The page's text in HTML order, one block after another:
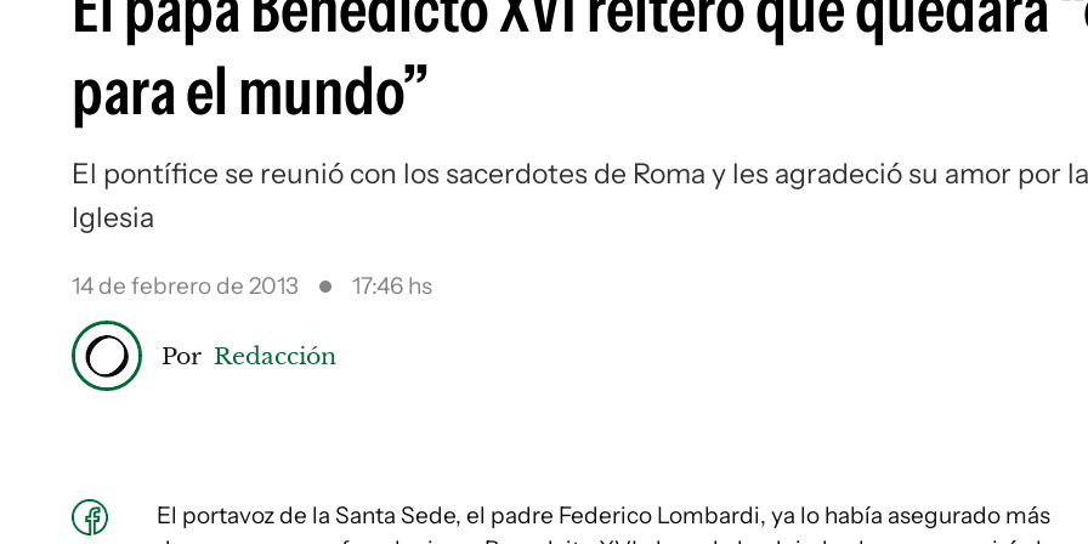
para el mundo”
El pontífice se reunió con los sacerdotes de Roma y les agradeció su amor por la
Iglesia
14 de febrero de 2013 17:46 hs
Por Redacción
El portavoz de la Santa Sede, el padre Federico Lombardi, ya lo había asegurado más